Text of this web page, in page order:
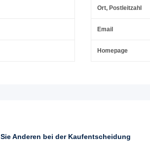
Ort, Postleitzahl
Email
Homepage
Anderen bei der Kaufentscheidung